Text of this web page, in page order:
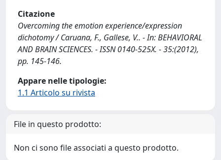
Citazione
Overcoming the emotion experience/expression
dichotomy / Caruana, F., Gallese, V.. - In: BEHAVIORAL
AND BRAIN SCIENCES. - ISSN 0140-525X. - 35:(2012),
pp. 145-146.
Appare nelle tipologie:
1.1 Articolo su rivista
File in questo prodotto:
Non ci sono file associati a questo prodotto.